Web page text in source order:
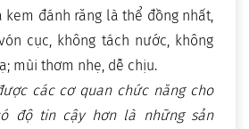
kem đánh răng là thể đồng nhất,
cục, không tách nước, không
mùi thơm nhẹ, dễ chịu.
các cơ quan chức năng cho
độ tin cậy hơn là những sản